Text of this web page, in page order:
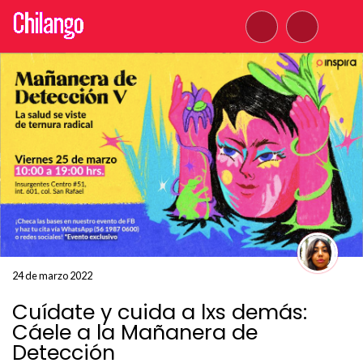
24 de marzo 2022
Cuídate y cuida a lxs demás:
Cáele a la Mañanera de
Detección